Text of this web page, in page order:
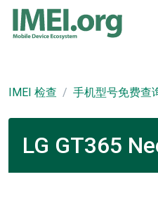
IMEI 检查 手机型号免费查
LG GT365